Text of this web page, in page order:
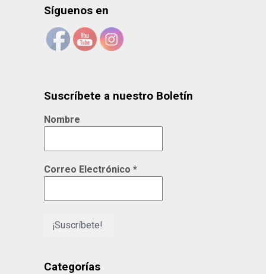
Síguenos en
Suscríbete a nuestro Boletín
Nombre
Correo Electrónico *
Categorías